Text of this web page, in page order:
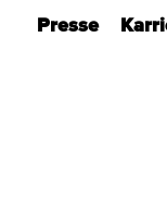
Presse